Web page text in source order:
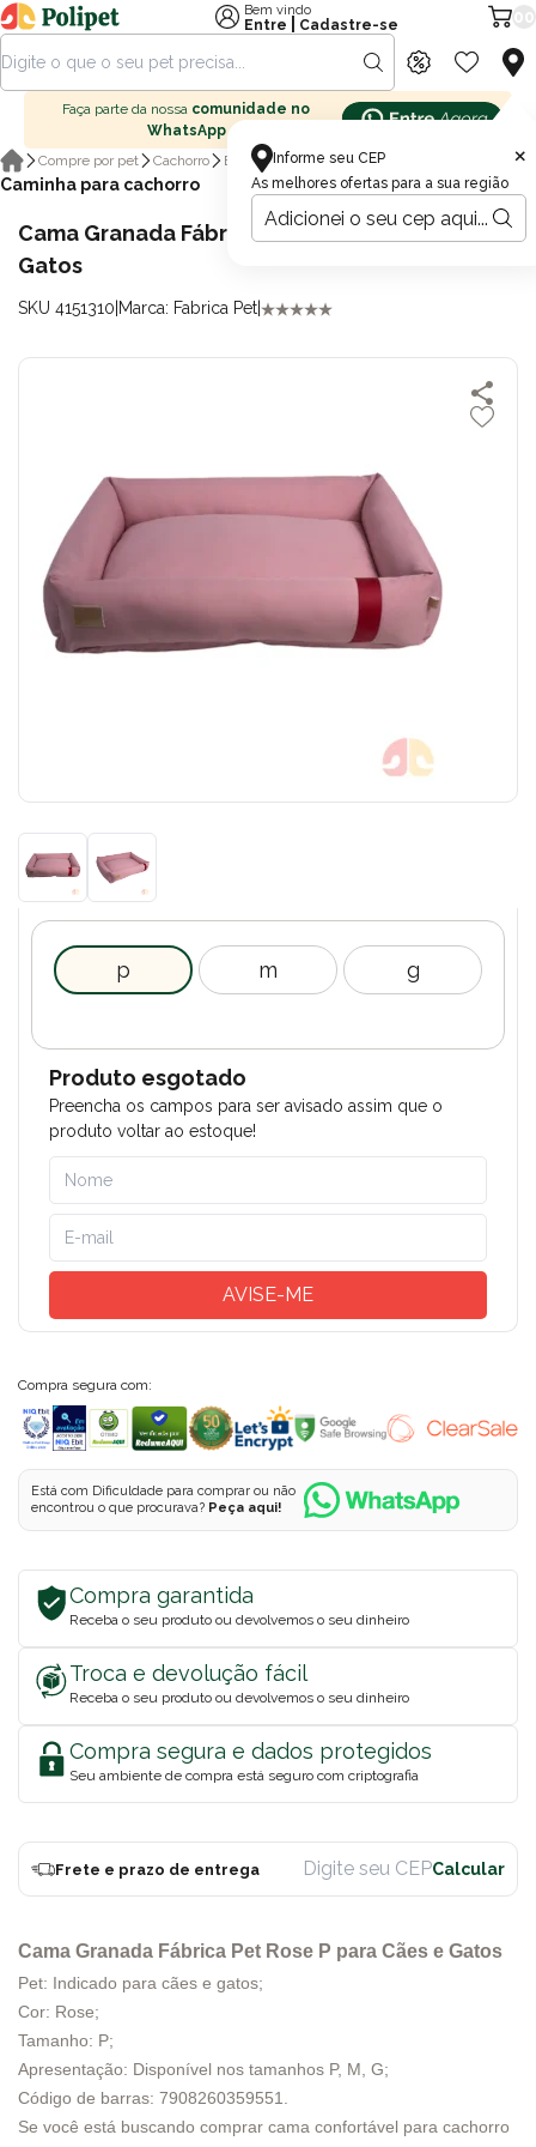
Informe seu CEP
As melhores ofertas para a sua região
×
Bem vindo
Entre
Cadastre-se
Faça parte da nossa comunidade no
WhatsApp
Compre por pet
Cachorro Boutique cachorro
Caminha para cachorro
Cama Granada Fábrica Pet Rose P para Cães e
Gatos
SKU 4151310 Marca: Fabrica Pet
p m g
Produto esgotado
Preencha os campos para ser avisado assim que o
produto voltar ao estoque!
AVISE-ME
Compra segura com:
Está com Dificuldade para comprar ou não
encontrou o que procurava? Peça aqui!
Compra garantida
Receba o seu produto ou devolvemos o seu dinheiro
Troca e devolução fácil
Receba o seu produto ou devolvemos o seu dinheiro
Compra segura e dados protegidos
Seu ambiente de compra está seguro com criptografia
Frete e prazo de entrega
Cama Granada Fábrica Pet Rose P para Cães e Gatos
Pet: Indicado para cães e gatos;
Cor: Rose;
Tamanho: P;
Apresentação: Disponível nos tamanhos P, M, G;
Código de barras: 7908260359551.
Se você está buscando comprar cama confortável para cachorro